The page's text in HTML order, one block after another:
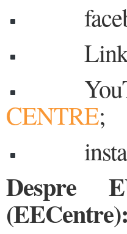
CENTRE;
Despre
(EECentre):